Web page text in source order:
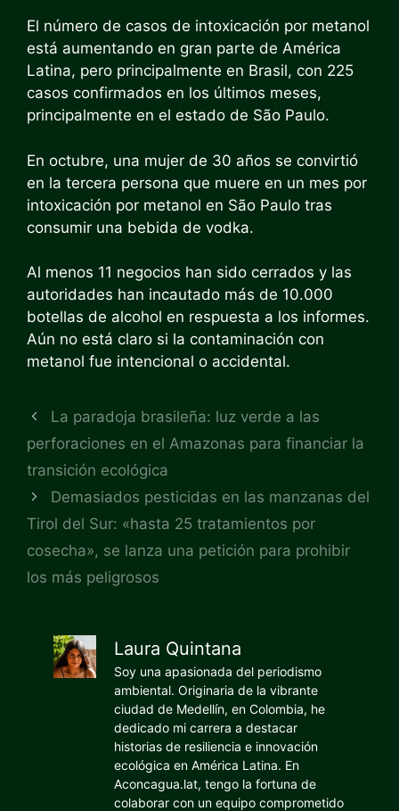
El número de casos de intoxicación por metanol
está aumentando en gran parte de América
Latina, pero principalmente en Brasil, con 225
casos confirmados en los últimos meses,
principalmente en el estado de São Paulo.
En octubre, una mujer de 30 años se convirtió
en la tercera persona que muere en un mes por
intoxicación por metanol en São Paulo tras
consumir una bebida de vodka.
Al menos 11 negocios han sido cerrados y las
autoridades han incautado más de 10.000
botellas de alcohol en respuesta a los informes.
Aún no está claro si la contaminación con
metanol fue intencional o accidental.
La paradoja brasileña: luz verde a las
perforaciones en el Amazonas para financiar la
transición ecológica
Demasiados pesticidas en las manzanas del
Tirol del Sur: «hasta 25 tratamientos por
cosecha», se lanza una petición para prohibir
los más peligrosos
Laura Quintana
Soy una apasionada del periodismo
ambiental. Originaria de la vibrante
ciudad de Medellín, en Colombia, he
dedicado mi carrera a destacar
historias de resiliencia e innovación
ecológica en América Latina. En
Aconcagua.lat, tengo la fortuna de
colaborar con un equipo comprometido